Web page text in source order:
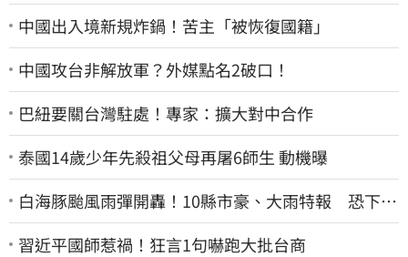
中國出入境新規炸鍋！苦主「被恢復國籍」
中國攻台非解放軍？外媒點名2破口！
巴紐要關台灣駐處！專家：擴大對中合作
泰國14歲少年先殺祖父母再屠6師生 動機曝
白海豚颱風雨彈開轟！10縣市豪、大雨特報 恐下到
明天
習近平國師惹禍！狂言1句嚇跑大批台商